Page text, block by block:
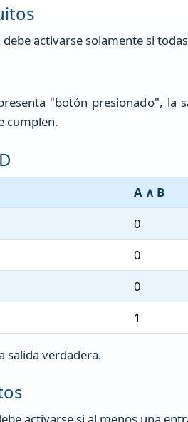
activarse solamente si
"botón presionado",
cumplen.
A ∧ B
0
0
0
1
salida verdadera.
activarse si al menos una